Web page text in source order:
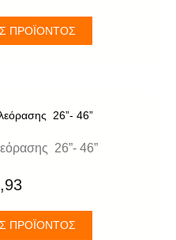
ΠΡΟΪΌΝΤΟΣ
26”- 46”
ΠΡΟΪΌΝΤΟΣ